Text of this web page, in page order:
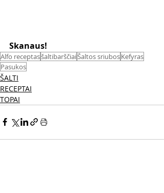
Skanaus!
Alfo receptasšaltibarščiaiŠaltos sriubosKefyras
Pasukos
ŠALTI
RECEPTAI
TOPAI